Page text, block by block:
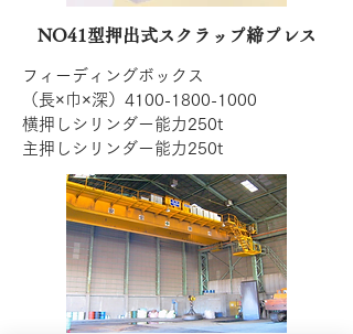
NO41型押出式スクラップ締プレス
フィーディングボックス
（長×巾×深）4100-1800-1000
横押しシリンダー能力250t
主押しシリンダー能力250t